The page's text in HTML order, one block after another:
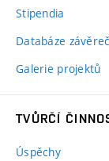
Stipendia
Databáze
Galerie projektů
TVŮRČÍ
Úspěchy